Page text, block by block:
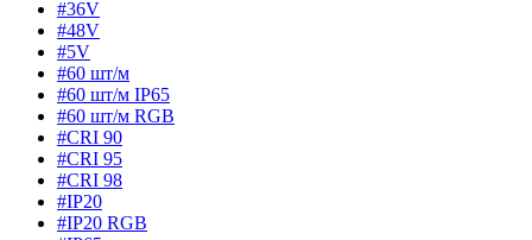
#36V
#48V
#5V
#60 шт/м
#60 шт/м IP65
#60 шт/м RGB
#CRI 90
#CRI 95
#CRI 98
#IP20
#IP20 RGB